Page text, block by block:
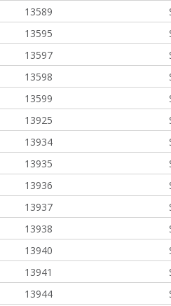
13589
13595
13597
13598
13599
13925
13934
13935
13936
13937
13938
13940
13941
13944